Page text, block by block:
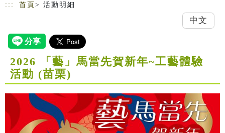
::: 首頁 > 活動明細
中文
2026 「藝」馬當先賀新年~工藝體驗
活動 (苗栗)